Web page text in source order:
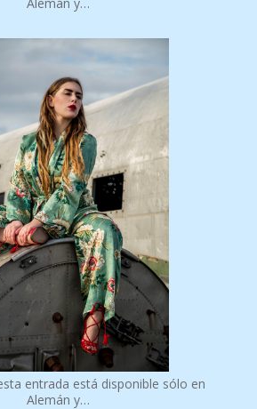
entrada está disponible sólo en
Alemán y…